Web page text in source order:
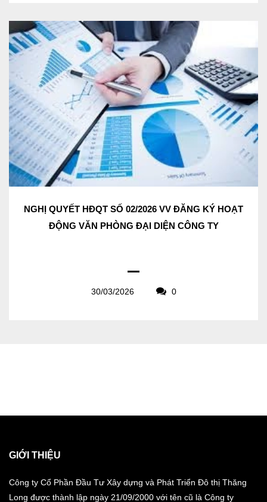
NGHỊ QUYẾT HĐQT SỐ 02/2026 VV ĐĂNG KÝ HOẠT
ĐỘNG VĂN PHÒNG ĐẠI DIỆN CÔNG TY
30/03/2026 0
GIỚI THIỆU
Công ty Cổ Phần Đầu Tư Xây dựng và Phát Triển Đô thị Thăng
Long được thành lập ngày 21/09/2000 với tên cũ là Công ty